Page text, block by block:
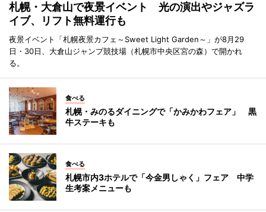
札幌・大倉山で夜景イベント 光の演出やジャズラ
イブ、リフト無料運行も
夜景イベント「札幌夜景カフェ～Sweet Light Garden～」が8月29
日・30日、大倉山ジャンプ競技場（札幌市中央区宮の森）で開かれ
る。
食べる
札幌・みのるダイニングで「かみかわフェア」 黒
牛ステーキも
食べる
札幌市内3ホテルで「今金男しゃく」フェア 中学
生考案メニューも